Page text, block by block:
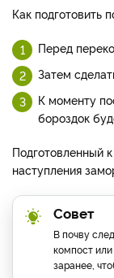
Как подготовить
Перед
Затем
К моменту
бороздок
Подготовленный
наступления
Совет
В почву
компост или
заранее,